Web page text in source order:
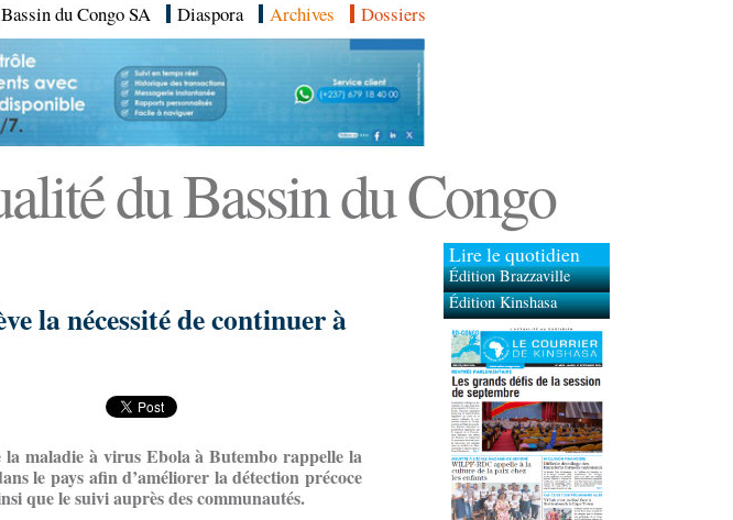
Bassin du Congo SA Diaspora Archives Dossiers
du Bassin du Congo
la nécessité de continuer à
maladie à virus Ebola à Butembo rappelle la
le pays afin d’améliorer la détection précoce
que le suivi auprès des communautés.
Lire le quotidien
Édition Brazzaville
Édition Kinshasa